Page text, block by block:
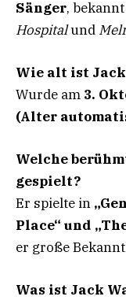
Sänger,
Hospitalund
Wie alt ist
Wurde am 3.
(Alter
Welche
gespielt?
Er spielte in
Place“ und
er große
Was ist Jack